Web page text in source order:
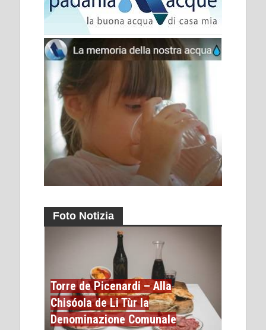
Foto Notizia
Torre de Picenardi – Alla
Chisóola de Li Tùr la
Denominazione Comunale